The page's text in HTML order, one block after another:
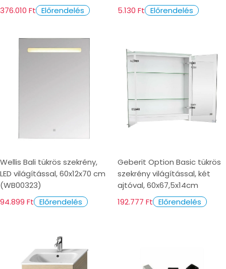
376.010 Ft Előrendelés
5.130 Ft Előrendelés
Wellis Bali tükrös szekrény,
LED világítással, 60x12x70 cm
(WB00323)
94.899 Ft Előrendelés
Geberit Option Basic tükrös
szekrény világítással, két
ajtóval, 60x67,5x14cm
192.777 Ft Előrendelés